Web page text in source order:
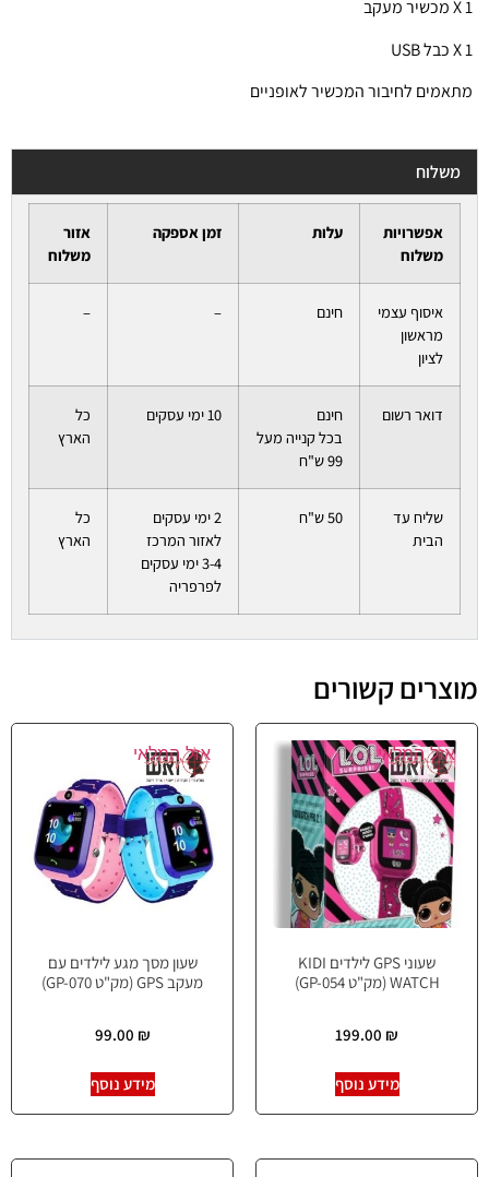
1 X מכשיר מעקב
1 X כבל USB
מתאמים לחיבור המכשיר לאופניים
משלוח
אפשרויות
משלוח
עלות זמן אספקה
אזור
משלוח
איסוף עצמי
מראשון
לציון
חינם –
–
דואר רשום
חינם
בכל קנייה מעל
99 ש"ח
10 ימי עסקים
כל
הארץ
שליח עד
הבית
50 ש"ח
2 ימי עסקים
לאזור המרכז
3-4 ימי עסקים
לפרפריה
כל
הארץ
מוצרים קשורים
אזל המלאי
שעוני GPS לילדים KIDI
WATCH (מק"ט GP-054)
199.00 ₪
מידע נוסף
אזל המלאי
שעון מסך מגע לילדים עם
מעקב GPS (מק"ט GP-070)
99.00 ₪
מידע נוסף